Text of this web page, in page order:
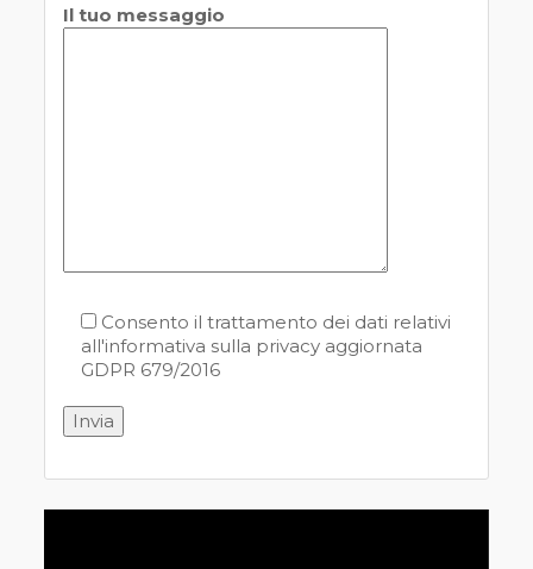
Il tuo messaggio
Consento il trattamento dei dati relativi
all'informativa sulla privacy aggiornata
GDPR 679/2016